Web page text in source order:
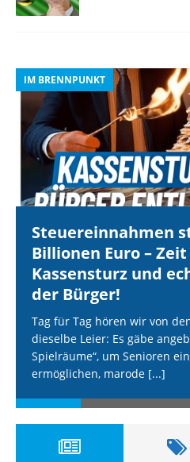
IM BRENNPUNKT
Steuereinnahmen
Billionen Euro –
Kassensturz und
der Bürger!
Tag für Tag hören wir von
dieselbe Leier: Es gäbe
Spielräume“, um Senioren
ermöglichen, marode [...]